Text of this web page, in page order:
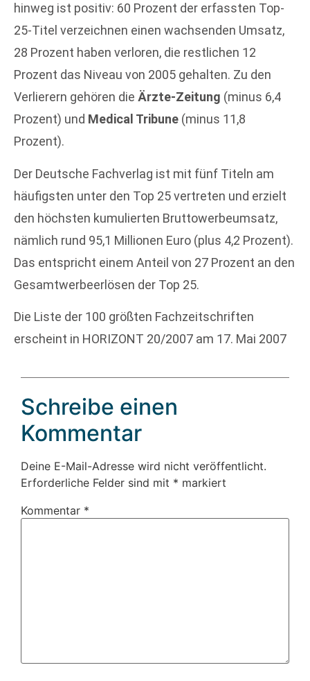
hinweg ist positiv: 60 Prozent der erfassten Top-
25-Titel verzeichnen einen wachsenden Umsatz,
28 Prozent haben verloren, die restlichen 12
Prozent das Niveau von 2005 gehalten. Zu den
Verlierern gehören die Ärzte-Zeitung (minus 6,4
Prozent) und Medical Tribune (minus 11,8
Prozent).
Der Deutsche Fachverlag ist mit fünf Titeln am
häufigsten unter den Top 25 vertreten und erzielt
den höchsten kumulierten Bruttowerbeumsatz,
nämlich rund 95,1 Millionen Euro (plus 4,2 Prozent).
Das entspricht einem Anteil von 27 Prozent an den
Gesamtwerbeerlösen der Top 25.
Die Liste der 100 größten Fachzeitschriften
erscheint in HORIZONT 20/2007 am 17. Mai 2007
Schreibe einen
Kommentar
Deine E-Mail-Adresse wird nicht veröffentlicht.
Erforderliche Felder sind mit * markiert
Kommentar *